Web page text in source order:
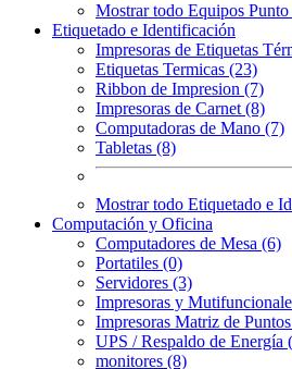
Mostrar todo Equipos Punto
Etiquetado e Identificación
Impresoras de Etiquetas
Etiquetas Termicas (23)
Ribbon de Impresion (7)
Impresoras de Carnet (8)
Computadoras de Mano (7)
Tabletas (8)
Mostrar todo Etiquetado e
Computación y Oficina
Computadores de Mesa (6)
Portatiles (0)
Servidores (3)
Impresoras y
Impresoras Matriz de
UPS / Respaldo de Energía
monitores (8)